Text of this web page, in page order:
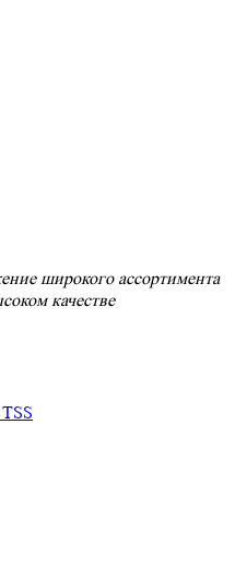
широкого ассортимента
качестве